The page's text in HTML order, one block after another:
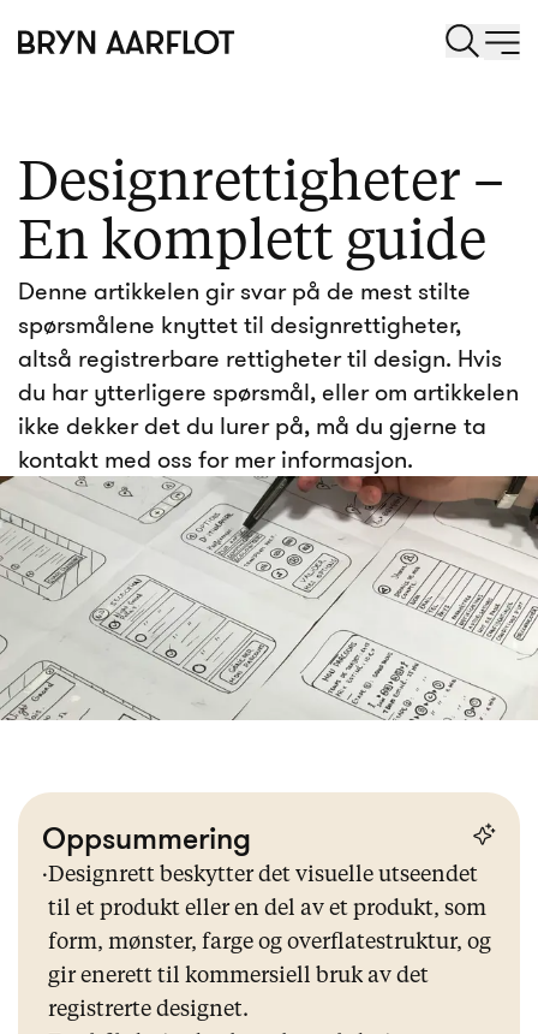
Designrettigheter –
En komplett guide
Denne artikkelen gir svar på de mest stilte
spørsmålene knyttet til designrettigheter,
altså registrerbare rettigheter til design. Hvis
du har ytterligere spørsmål, eller om artikkelen
ikke dekker det du lurer på, må du gjerne ta
kontakt med oss for mer informasjon.
Oppsummering
·Designrett beskytter det visuelle utseendet
til et produkt eller en del av et produkt, som
form, mønster, farge og overflatestruktur, og
gir enerett til kommersiell bruk av det
registrerte designet.